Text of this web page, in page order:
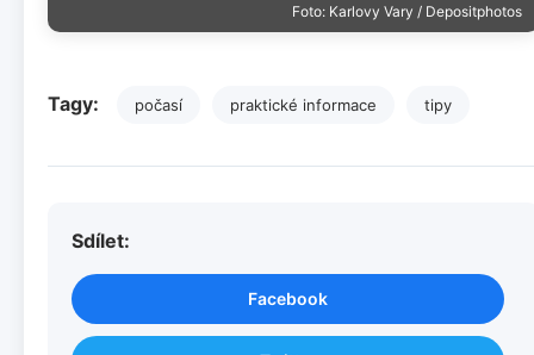
Foto: Karlovy Vary / Depositphotos
Tagy: počasí praktické informace tipy
Sdílet:
Facebook